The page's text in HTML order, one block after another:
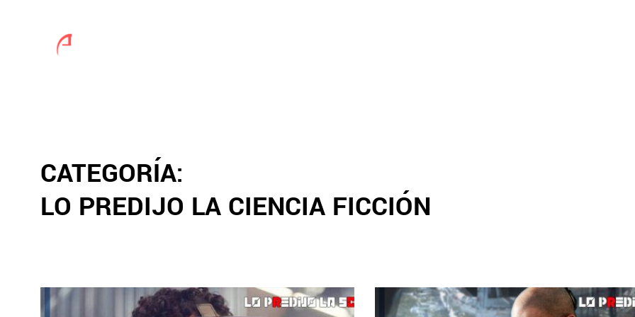
CATEGORÍA:
LO PREDIJO LA CIENCIA FICCIÓN